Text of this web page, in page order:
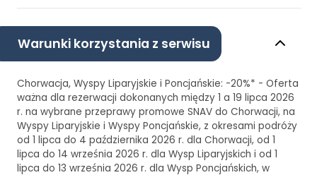
Warunki korzystania z serwisu
Chorwacja, Wyspy Liparyjskie i Poncjańskie: -20%* - Oferta
ważna dla rezerwacji dokonanych między 1 a 19 lipca 2026
r. na wybrane przeprawy promowe SNAV do Chorwacji, na
Wyspy Liparyjskie i Wyspy Poncjańskie, z okresami podróży
od 1 lipca do 4 października 2026 r. dla Chorwacji, od 1
lipca do 14 września 2026 r. dla Wysp Liparyjskich i od 1
lipca do 13 września 2026 r. dla Wysp Poncjańskich, w